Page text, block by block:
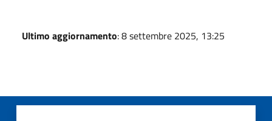
Ultimo aggiornamento: 8 settembre 2025, 13:25